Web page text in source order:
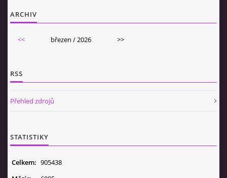
ARCHIV
<< březen / 2026 >>
RSS
Přehled zdrojů
STATISTIKY
Celkem: 905438